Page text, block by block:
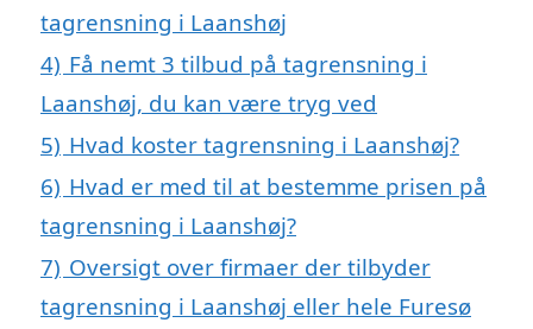
tagrensning i Laanshøj
4) Få nemt 3 tilbud på tagrensning i
Laanshøj, du kan være tryg ved
5) Hvad koster tagrensning i Laanshøj?
6) Hvad er med til at bestemme prisen på
tagrensning i Laanshøj?
7) Oversigt over firmaer der tilbyder
tagrensning i Laanshøj eller hele Furesø